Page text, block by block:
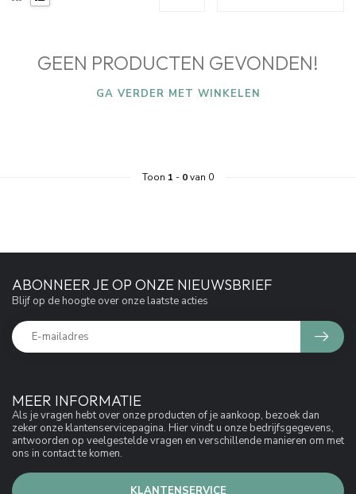
GEEN PRODUCTEN GEVONDEN!
GA VERDER MET WINKELEN
Toon 1 - 0van 0
MEER INFORMATIE
Als je vragen hebt over onze producten of je aankoop, bezoek dan
zeker onze klantenservicepagina. Hier vindt u onze bedrijfsgegevens,
antwoorden op veelgestelde vragen en verschillende manieren om met
ons in contact te komen.
KLANTENSERVICE
ABONNEER JE OP ONZE NIEUWSBRIEF
Blijf op de hoogte over onze laatste acties